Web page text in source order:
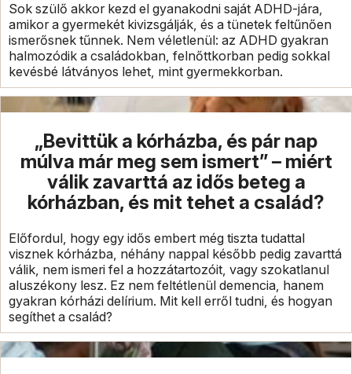
Sok szülő akkor kezd el gyanakodni saját ADHD-jára,
amikor a gyermekét kivizsgálják, és a tünetek feltűnően
ismerősnek tűnnek. Nem véletlenül: az ADHD gyakran
halmozódik a családokban, felnőttkorban pedig sokkal
kevésbé látványos lehet, mint gyermekkorban.
„Bevittük a kórházba, és pár nap
múlva már meg sem ismert” – miért
válik zavarttá az idős beteg a
kórházban, és mit tehet a család?
Előfordul, hogy egy idős embert még tiszta tudattal
visznek kórházba, néhány nappal később pedig zavarttá
válik, nem ismeri fel a hozzátartozóit, vagy szokatlanul
aluszékony lesz. Ez nem feltétlenül demencia, hanem
gyakran kórházi delírium. Mit kell erről tudni, és hogyan
segíthet a család?